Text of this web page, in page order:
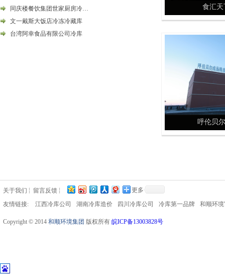
同庆楼餐饮集团世家厨房冷…
文一戴斯大饭店冷冻冷藏库
台湾阿幸食品有限公司冷库
食汇
呼伦贝
关于我们 留言反馈
更多
友情链接:
江西冷库公司 湖南冷库造价 四川冷库公司 冷库第一品牌 和顺环
Copyright © 2014 和顺环境集团 版权所有 皖ICP备13003828号